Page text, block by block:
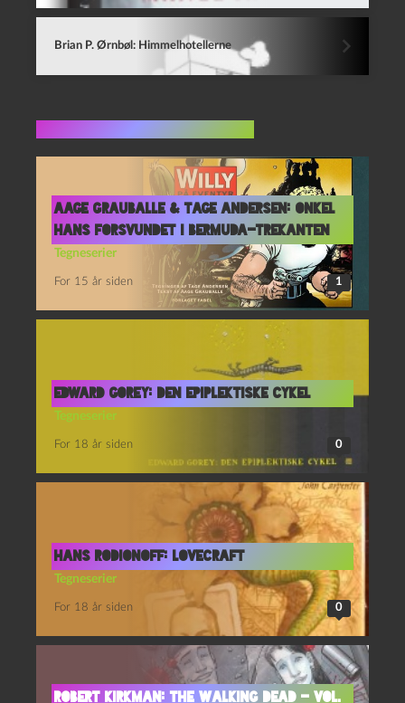
Brian P. Ørnbøl: Himmelhotellerne
Aage Grauballe & Tage Andersen: Onkel
Hans forsvundet i Bermuda-Trekanten
Tegneserier
For 15 år siden 1
Edward Gorey: Den epiplektiske cykel
Tegneserier
For 18 år siden 0
Hans Rodionoff: Lovecraft
Tegneserier
For 18 år siden 0
Robert Kirkman: The Walking Dead – Vol.